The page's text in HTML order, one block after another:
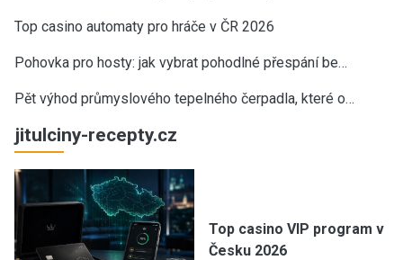
Top casino automaty pro hráče v ČR 2026
Pohovka pro hosty: jak vybrat pohodlné přespání be…
Pět výhod průmyslového tepelného čerpadla, které o…
jitulciny-recepty.cz
Top casino VIP program v
Česku 2026